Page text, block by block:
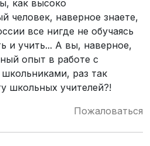
как высоко
человек, наверное знаете,
все нигде не обучаясь
и учить... А вы, наверное,
опыт в работе с
раз так
школьных учителей?!
Пожаловаться